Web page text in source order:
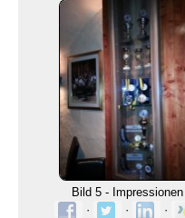
Bild 5 - Impressionen
·
· ·